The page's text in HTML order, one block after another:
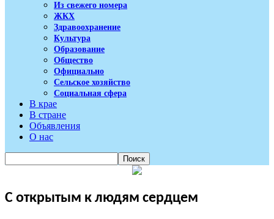
Из свежего номера
ЖКХ
Здравоохранение
Культура
Образование
Общество
Официально
Сельское хозяйство
Социальная сфера
В крае
В стране
Объявления
О нас
С открытым к людям сердцем